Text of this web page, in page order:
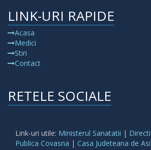
LINK-URI RAPIDE
Acasa
Medici
Stiri
Contact
RETELE SOCIALE
Link-uri utile: Ministerul Sanatatii |
Publica Covasna | Casa Judeteana de